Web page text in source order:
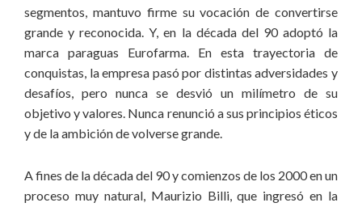
segmentos, mantuvo firme su vocación de convertirse
grande y reconocida. Y, en la década del 90 adoptó la
marca paraguas Eurofarma. En esta trayectoria de
conquistas, la empresa pasó por distintas adversidades y
desafíos, pero nunca se desvió un milímetro de su
objetivo y valores. Nunca renunció a sus principios éticos
y de la ambición de volverse grande.
A fines de la década del 90 y comienzos de los 2000 en un
proceso muy natural, Maurizio Billi, que ingresó en la